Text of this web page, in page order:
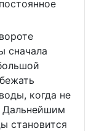
сначала
когда не
Дальнейшим
становится